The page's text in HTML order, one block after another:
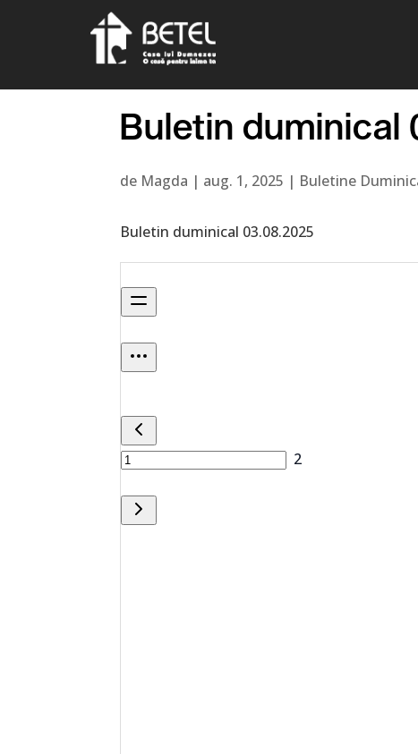
Buletin duminical
de Magda | aug. 1, 2025 | Buletine
Buletin duminical 03.08.2025